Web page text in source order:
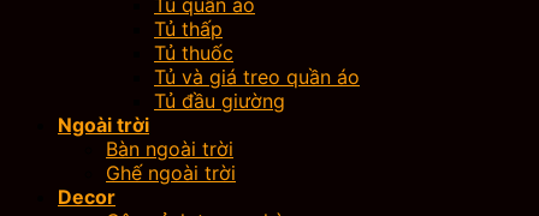
Tủ thấp
Tủ thuốc
Tủ và giá treo quần áo
Tủ đầu giường
Ngoài trời
Bàn ngoài trời
Ghế ngoài trời
Decor